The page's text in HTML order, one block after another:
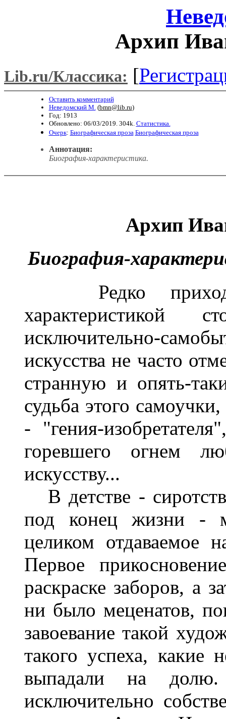
Архип
Lib.ru/Классика: [
Оставить комментарий
Неведомский М. (bmn@lib.ru)
Год: 1913
Обновлено: 06/03/2019. 304k. Статистика.
Очерк: Биографическая проза Биографическая проза
Аннотация:
Биография-характеристика.
Архип
Биография-
Редко
характеристикой
исключительно-
искусства не часто
странную и опять-
судьба этого
- "гения-
горевшего огнем
искусству...
В детстве -
под конец жизни -
целиком отдаваемое
Первое
раскраске заборов, а
ни было меценатов,
завоевание такой
такого успеха, какие
выпадали на
исключительно